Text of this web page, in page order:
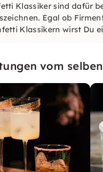
Klassiker sind dafür
Egal ob
Klassikern wirst Du
vom